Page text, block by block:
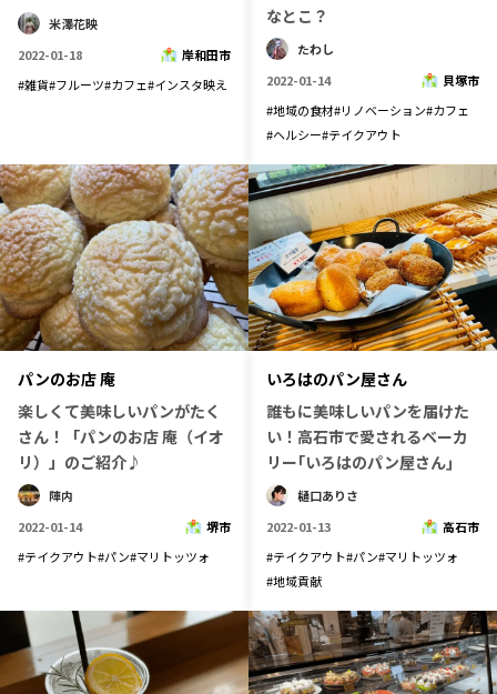
米澤花映
2022-01-18
岸和田市
#雑貨#フルーツ#カフェ#インスタ映え
なとこ？
たわし
2022-01-14
貝塚市
#地域の食材#リノベーション#カフェ
#ヘルシー#テイクアウト
パンのお店 庵
楽しくて美味しいパンがたく
さん！「パンのお店 庵（イオ
リ）」のご紹介♪
陣内
2022-01-14
堺市
#テイクアウト#パン#マリトッツォ
いろはのパン屋さん
誰もに美味しいパンを届けた
い！高石市で愛されるベーカ
リー｢いろはのパン屋さん｣
樋口ありさ
2022-01-13
高石市
#テイクアウト#パン#マリトッツォ
#地域貢献